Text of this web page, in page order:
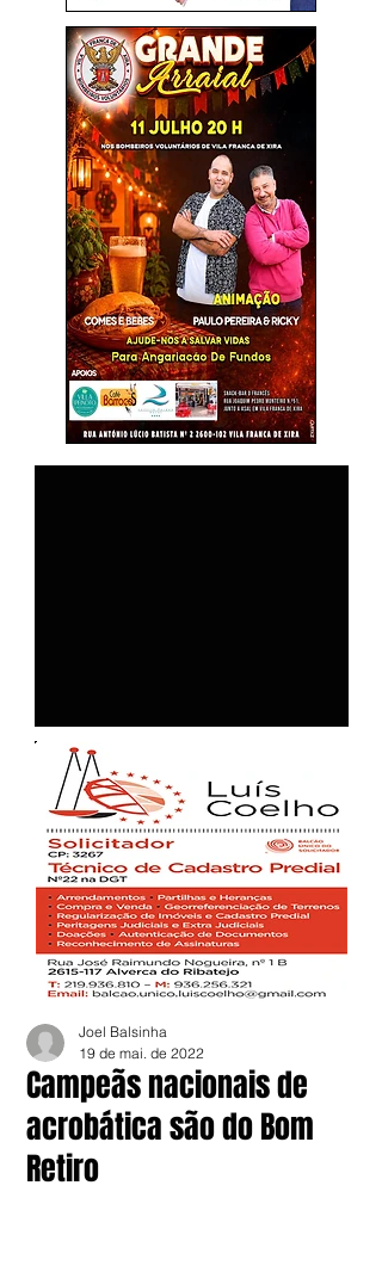
Campeãs nacionais de
acrobática são do Bom
Retiro
Joel Balsinha
19 de mai. de 2022